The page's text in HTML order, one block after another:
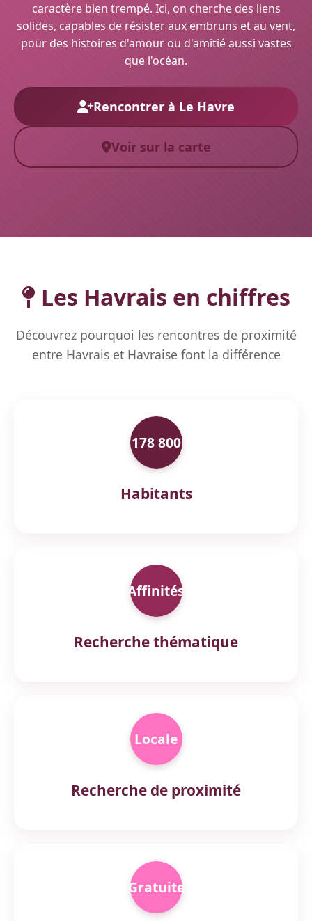
caractère bien trempé. Ici, on cherche des liens
solides, capables de résister aux embruns et au vent,
pour des histoires d'amour ou d'amitié aussi vastes
que l'océan.
Rencontrer à Le Havre
Voir sur la carte
Les Havrais en chiffres
Découvrez pourquoi les rencontres de proximité
entre Havrais et Havraise font la différence
178 800
Habitants
Affinités
Recherche thématique
Locale
Recherche de proximité
Gratuite